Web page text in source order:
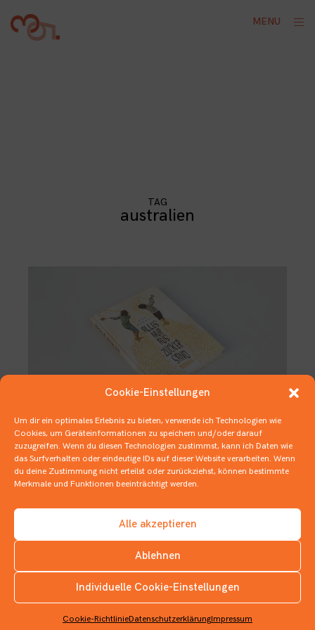
Cookie-Einstellungen
Um dir ein optimales Erlebnis zu bieten, verwende ich Technologien wie
Cookies, um Geräteinformationen zu speichern und/oder darauf
zuzugreifen. Wenn du diesen Technologien zustimmst, kann ich Daten wie
das Surfverhalten oder eindeutige IDs auf dieser Website verarbeiten. Wenn
du deine Zustimmung nicht erteilst oder zurückziehst, können bestimmte
Merkmale und Funktionen beeinträchtigt werden.
Alle akzeptieren
Ablehnen
Individuelle Cookie-Einstellungen
Cookie-RichtlinieDatenschutzerklärungImpressum
content
MENU
INSTAGRAM
TAG
australien
DDR, BRD und jede Menge
Zuckersand
7. NOVEMBER 2019